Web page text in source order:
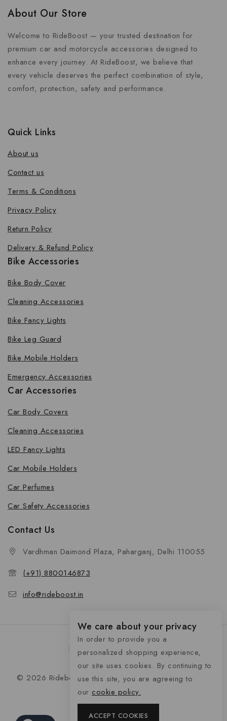
About Our Store
Welcome to RideBoost — your trusted destination for
premium car and motorcycle accessories designed to
enhance every journey. At RideBoost, we believe that
every vehicle deserves the perfect combination of style,
comfort, protection, safety and performance.
Quick Links
About us
Contact us
Terms & Conditions
Privacy Policy
Return Policy
Delivery & Refund Policy
Bike Accessories
Bike Body Cover
Cleaning Accessories
Bike Fancy Lights
Bike Leg Guard
Bike Mobile Holders
Emergency Accessories
Car Accessories
Car Body Covers
Cleaning Accessories
LED Fancy Lights
Car Mobile Holders
Car Perfumes
Car Safety Accessories
Contact Us
Vardhman Daimond Plaza, Paharganj, Delhi 110055
(+91) 8800146873
info@rideboost.in
© 2026 Rideboost - Bike & Car Accessories All Rights
Reserved
We care about your privacy
In order to provide you a
personalized shopping experience,
our site uses cookies. By continuing to
use this site, you are agreeing to
our cookie policy.
ACCEPT COOKIES